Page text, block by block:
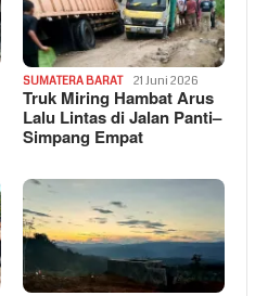
SUMATERA BARAT 21 Juni 2026
Truk Miring Hambat Arus
Lalu Lintas di Jalan Panti–
Simpang Empat